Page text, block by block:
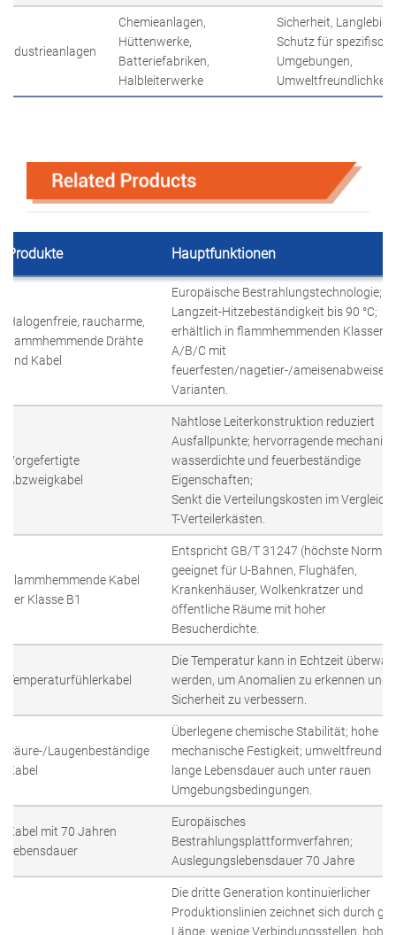
Industrieanlagen
Chemieanlagen,
Hüttenwerke,
Batteriefabriken,
Halbleiterwerke
Sicherheit,
Schutz für spezifische
Umgebungen,
Umweltfreundlichkeit
Produkte Hauptfunktionen
Halogenfreie, raucharme,
flammhemmende Drähte
und Kabel
Europäische Bestrahlungstechnologie;
Langzeit-Hitzebeständigkeit bis 90 °C;
erhältlich in flammhemmenden Klassen
A/B/C mit
feuerfesten/nagetier-/
Varianten.
Vorgefertigte
Abzweigkabel
Nahtlose Leiterkonstruktion reduziert
Ausfallpunkte; hervorragende
wasserdichte und feuerbeständige
Eigenschaften;
Senkt die Verteilungskosten im Vergleich
T-Verteilerkästen.
Flammhemmende Kabel
der Klasse B1
Entspricht GB/T 31247 (höchste Norm
geeignet für U-Bahnen, Flughäfen,
Krankenhäuser, Wolkenkratzer und
öffentliche Räume mit hoher
Besucherdichte.
Temperaturfühlerkabel
Die Temperatur kann in Echtzeit
werden, um Anomalien zu erkennen und
Sicherheit zu verbessern.
Säure-/Laugenbeständige
Kabel
Überlegene chemische Stabilität; hohe
mechanische Festigkeit;
lange Lebensdauer auch unter rauen
Umgebungsbedingungen.
Kabel mit 70 Jahren
Lebensdauer
Europäisches
Bestrahlungsplattformverfahren;
Auslegungslebensdauer 70 Jahre
Die dritte Generation kontinuierlicher
Produktionslinien zeichnet sich durch
Länge, wenige Verbindungsstellen, hohe